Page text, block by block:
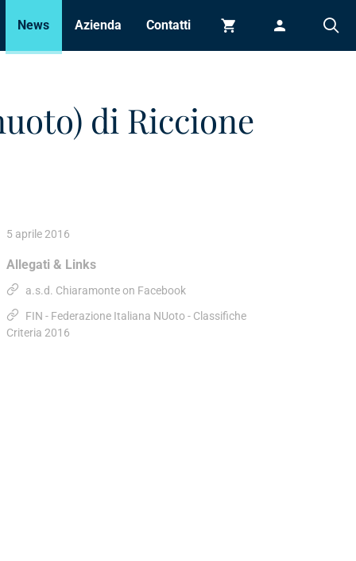
Carrello Accedi
News Azienda Contatti
di Riccione
5 aprile 2016
Allegati & Links
a.s.d. Chiaramonte on Facebook
FIN - Federazione Italiana NUoto - Classifiche
Criteria 2016